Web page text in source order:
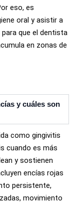
eso, es
oral y asistir a
que el dentista
en zonas de
y cuáles son
como gingivitis
cuando es más
y sostienen
encías rojas
persistente,
movimiento